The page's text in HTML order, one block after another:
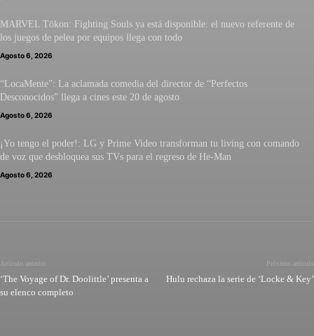
MARVEL Tōkon: Fighting Souls ya está disponible: el nuevo referente de
los juegos de pelea por equipos llega con todo
Agosto 6, 2026
“LocaMente”: La aclamada comedia del director de “Perfectos
Desconocidos” llega a cines este 20 de agosto
Agosto 6, 2026
¡Yo tengo el poder!: LG y Prime Video transforman tu living con comando
de voz que desbloquea sus TVs para el regreso de He-Man
Agosto 6, 2026
Artículo anterior
‘The Voyage of Dr. Doolittle’ presenta a
su elenco completo
Próximo artículo
Hulu rechaza la serie de ‘Locke & Key’